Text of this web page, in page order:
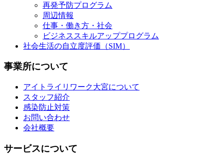
再発予防プログラム
周辺情報
仕事・働き方・社会
ビジネススキルアッププログラム
社会生活の自立度評価（SIM）
事業所について
アイトライリワーク大宮について
スタッフ紹介
感染防止対策
お問い合わせ
会社概要
サービスについて